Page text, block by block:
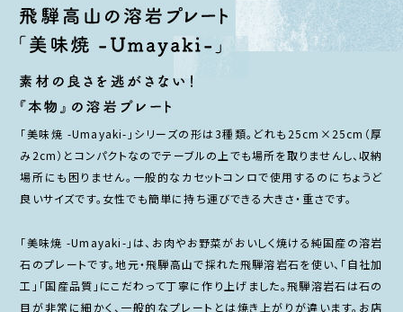
「美味焼 -Umayaki-」シリーズの形は3種類。どれも25cm×25cm（厚
み2cm）とコンパクトなのでテーブルの上でも場所を取りませんし、収納
場所にも困りません。一般的なカセットコンロで使用するのにちょうど
良いサイズです。女性でも簡単に持ち運びできる大きさ・重さです。
「美味焼 -Umayaki-」は、お肉やお野菜がおいしく焼ける純国産の溶岩
石のプレートです。地元・飛騨高山で採れた飛騨溶岩石を使い、「自社加
工」「国産品質」にこだわって丁寧に作り上げました。飛騨溶岩石は石の
目が非常に細かく、一般的なプレートとは焼き上がりが違います。お店